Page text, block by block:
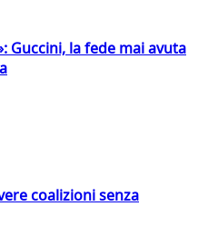
Guccini, la fede mai avuta
coalizioni senza